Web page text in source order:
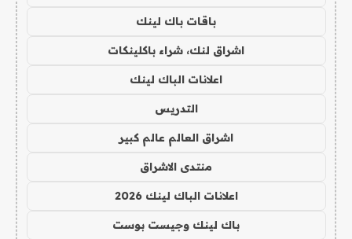
باقات باك لينك
اشراق لنك، شراء باكلينكات
اعلانات الباك لينك
التدريس
اشراق العالم عالم كبير
منتدى الاشراق
اعلانات الباك لينك 2026
باك لينك وجيست بوست